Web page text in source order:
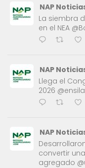
NAP
La siembra
en el NEA
NAP
Llega el
2026
NAP
convertir
agregado